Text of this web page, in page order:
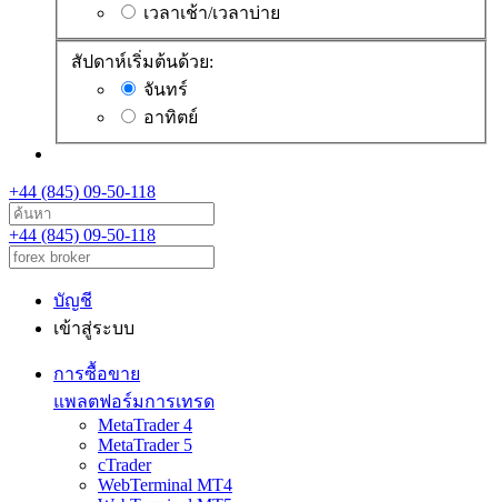
เวลาเช้า/เวลาบ่าย
สัปดาห์เริ่มต้นด้วย:
จันทร์
อาทิตย์
+44 (845) 09-50-118
+44 (845) 09-50-118
บัญชี
เข้าสู่ระบบ
การซื้อขาย
แพลตฟอร์มการเทรด
MetaTrader 4
MetaTrader 5
cTrader
WebTerminal MT4